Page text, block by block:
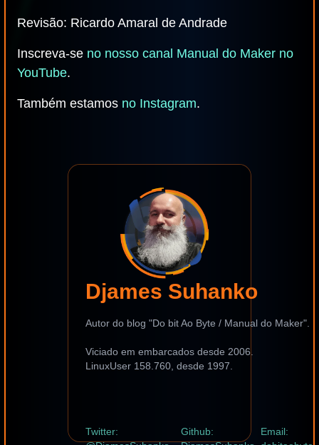
Revisão: Ricardo Amaral de Andrade
Inscreva-se no nosso canal Manual do Maker no
YouTube.
Também estamos no Instagram.
Djames Suhanko
Autor do blog "Do bit Ao Byte / Manual do Maker".
Viciado em embarcados desde 2006.
LinuxUser 158.760, desde 1997.
Twitter:
Github:
Email: